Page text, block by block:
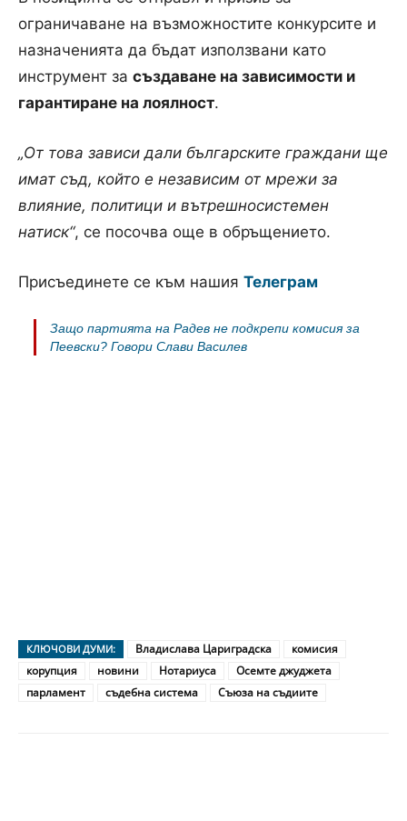
ограничаване на възможностите конкурсите и
назначенията да бъдат използвани като
инструмент за създаване на зависимости и
гарантиране на лоялност.
„От това зависи дали българските граждани ще
имат съд, който е независим от мрежи за
влияние, политици и вътрешносистемен
натиск“, се посочва още в обръщението.
Присъединете се към нашия Телеграм
Защо партията на Радев не подкрепи комисия за
Пеевски? Говори Слави Василев
КЛЮЧОВИ ДУМИ: Владислава Цариградска
комисия
корупция
новини Нотариуса
Осемте джуджета
парламент
съдебна система Съюза на съдиите